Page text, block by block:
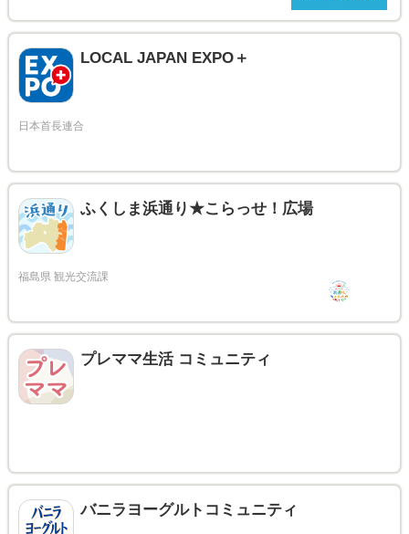
LOCAL JAPAN EXPO＋
ふくしま浜通り★こらっせ！広場
プレママ生活 コミュニティ
バニラヨーグルトコミュニティ